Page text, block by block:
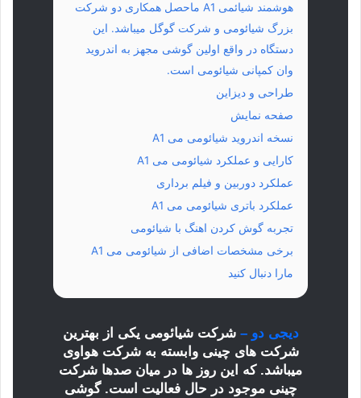
هوشمند شیائمی A1 ماحصل همکاری دو شرکت
بزرگ شیائومی و شرکت گوگل میباشد. این
دستگاه در واقع اولین گوشی مجهز به اندروید
وان کمپانی شیائومی است.
طراحی و دیزاین
صفحه نمایش
نسخه اندروید شیائومی می A1
کارایی و عملکرد شیائومی می A1
عملکرد دوربین و فیلم برداری
عملکرد باتری شیائومی می A1
تجربه گوش کردن اهنگ با شیائومی
برخی مشخصات اضافی از شیائومی می A1
مارا دنبال کنید
دیجی دو – شرکت شیائومی یکی از بهترین
شرکت های چینی وابسته به شرکت هواوی
میباشد. که این روز ها در میان صدها شرکت
چینی موجود در حال فعالیت است. گوشی